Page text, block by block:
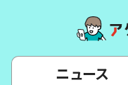
ニュース